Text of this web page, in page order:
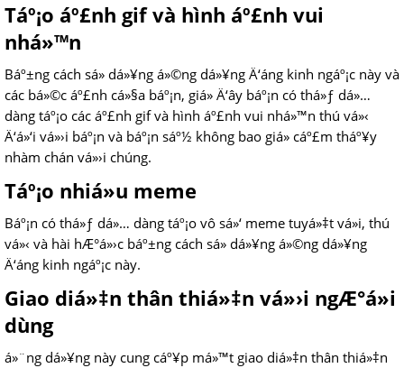
Táº¡o áº£nh gif và hình áº£nh vui
nhá»™n
Báº±ng cách sá»­ dá»¥ng á»©ng dá»¥ng Ä‘áng kinh ngáº¡c này và
các bá»©c áº£nh cá»§a báº¡n, giá» Ä‘ây báº¡n có thá»ƒ dá»…
dàng táº¡o các áº£nh gif và hình áº£nh vui nhá»™n thú vá»‹
Ä‘á»‘i vá»›i báº¡n và báº¡n sáº½ không bao giá» cáº£m tháº¥y
nhàm chán vá»›i chúng.
Táº¡o nhiá»u meme
Báº¡n có thá»ƒ dá»… dàng táº¡o vô sá»‘ meme tuyá»‡t vá»i, thú
vá»‹ và hài hÆ°á»›c báº±ng cách sá»­ dá»¥ng á»©ng dá»¥ng
Ä‘áng kinh ngáº¡c này.
Giao diá»‡n thân thiá»‡n vá»›i ngÆ°á»i
dùng
á»¨ng dá»¥ng này cung cáº¥p má»™t giao diá»‡n thân thiá»‡n